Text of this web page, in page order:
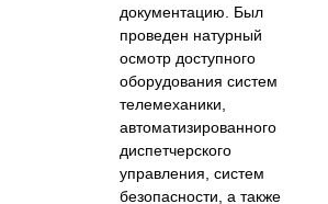
документацию. Был
проведен натурный
осмотр доступного
оборудования систем
телемеханики,
автоматизированного
диспетчерского
управления, систем
безопасности, а также